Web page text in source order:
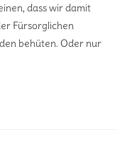
dass wir damit
Fürsorglichen
behüten. Oder nur